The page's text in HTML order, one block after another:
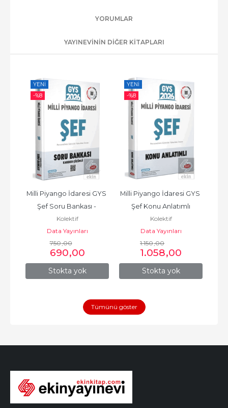
YORUMLAR
YAYINEVININ DIĞER KITAPLARI
YENI
-%8
Stokta yok
Milli Piyango İdaresi GYS
Şef Soru Bankası -
Karekod Çözümlü
Kolektif
Data Yayınları
750,00
690,00
YENI
-%8
Stokta yok
Milli Piyango İdaresi GYS
Şef Konu Anlatımlı
Kolektif
Data Yayınları
1.150,00
1.058,00
Tümünü göster